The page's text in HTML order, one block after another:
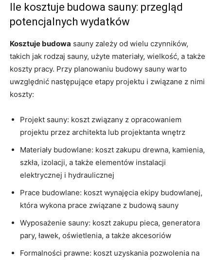
Ile kosztuje budowa sauny: przegląd
potencjalnych wydatków
Kosztuje budowa sauny zależy od wielu czynników,
takich jak rodzaj sauny, użyte materiały, wielkość, a także
koszty pracy. Przy planowaniu budowy sauny warto
uwzględnić następujące etapy projektu i związane z nimi
koszty:
Projekt sauny: koszt związany z opracowaniem
projektu przez architekta lub projektanta wnętrz
Materiały budowlane: koszt zakupu drewna, kamienia,
szkła, izolacji, a także elementów instalacji
elektrycznej i hydraulicznej
Prace budowlane: koszt wynajęcia ekipy budowlanej,
która wykona prace związane z budową sauny
Wyposażenie sauny: koszt zakupu pieca, generatora
pary, ławek, oświetlenia, a także akcesoriów
Formalności prawne: koszt uzyskania pozwolenia na